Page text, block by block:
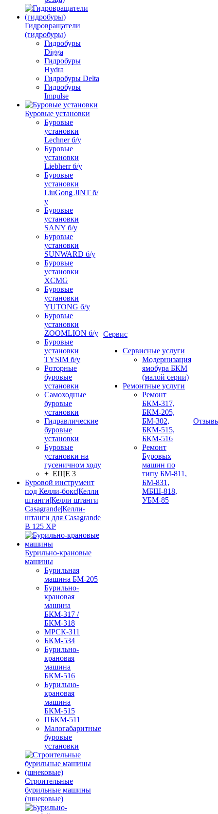
Гидровращатели
(гидробуры)
Гидробуры
Digga
Гидробуры
Hydra
Гидробуры Delta
Гидробуры
Impulse
Буровые установки
Буровые
установки
Lechner б/у
Буровые
установки
Liebherr б/у
Буровые
установки
LiuGong JINT б/
у
Буровые
установки
SANY б/у
Буровые
установки
SUNWARD б/у
Буровые
установки
XCMG
Буровые
установки
YUTONG б/у
Буровые
установки
ZOOMLION б/у
Буровые
установки
TYSIM б/у
Роторные
буровые
установки
Самоходные
буровые
установки
Гидравлические
буровые
установки
Буровые
установки на
гусеничном ходу
+ ЕЩЕ 3
Буровой инструмент
под Келли-бокс|Келли
штанги|Келли штанги
Casagrande|Келли-
штанги для Casagrande
B 125 XP
Бурильно-крановые
машины
Бурильная
машина БМ-205
Бурильно-
крановая
машина
БКМ-317 /
БКМ-318
МРСК-311
БКМ-534
Бурильно-
крановая
машина
БКМ-516
Бурильно-
крановая
машина
БКМ-515
ПБКМ-511
Малогабаритные
буровые
установки
Строительные
бурильные машины
(шнековые)
Сервис
Сервисные услуги
Модернизация
ямобура БКМ
(малой серии)
Ремонтные услуги
Ремонт
БКМ-317,
БКМ-205,
БМ-302,
БКМ-515,
БКМ-516
Ремонт
Буровых
машин по
типу БМ-811,
БМ-831,
МБШ-818,
УБМ-85